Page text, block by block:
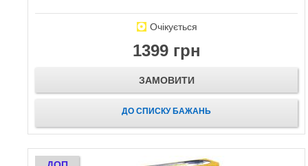
Очікується
1399 грн
ЗАМОВИТИ
ДО СПИСКУ БАЖАНЬ